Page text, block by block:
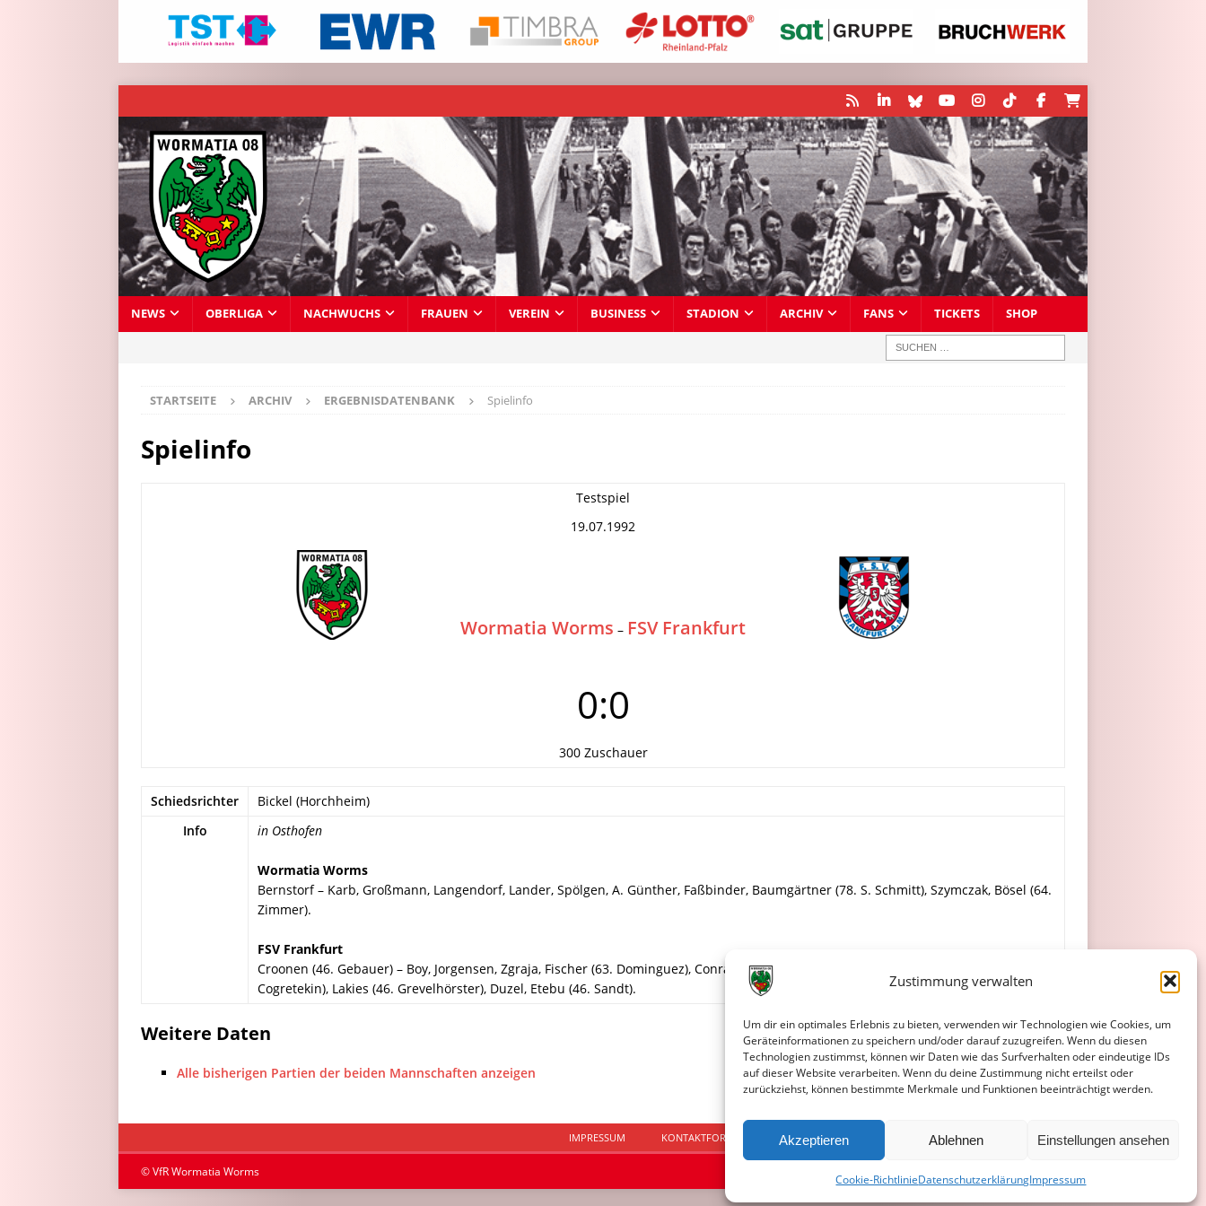
Zustimmung verwalten
Um dir ein optimales Erlebnis zu bieten, verwenden wir Technologien wie Cookies, um
Geräteinformationen zu speichern und/oder darauf zuzugreifen. Wenn du diesen
Technologien zustimmst, können wir Daten wie das Surfverhalten oder eindeutige IDs
auf dieser Website verarbeiten. Wenn du deine Zustimmung nicht erteilst oder
zurückziehst, können bestimmte Merkmale und Funktionen beeinträchtigt werden.
Akzeptieren Ablehnen Einstellungen ansehen
Cookie-RichtlinieDatenschutzerklärungImpressum
NEWS OBERLIGA NACHWUCHS FRAUEN VEREIN BUSINESS STADION ARCHIV FANS TICKETS SHOP
STARTSEITE ARCHIV ERGEBNISDATENBANK Spielinfo
Spielinfo
Testspiel
19.07.1992
Wormatia Worms – FSV Frankfurt
0:0
300 Zuschauer
Schiedsrichter
Bickel (Horchheim)
Info
in Osthofen
Wormatia Worms
Bernstorf – Karb, Großmann, Langendorf, Lander, Spölgen, A. Günther, Faßbinder, Baumgärtner (78. S. Schmitt), Szymczak, Bösel (64.
Zimmer).
FSV Frankfurt
Croonen (46. Gebauer) – Boy, Jorgensen, Zgraja, Fischer (63. Dominguez), Conrad (46. Grau), Matthael (46. Haupt), Schäfer (65.
Cogretekin), Lakies (46. Grevelhörster), Duzel, Etebu (46. Sandt).
Weitere Daten
Alle bisherigen Partien der beiden Mannschaften anzeigen
IMPRESSUM KONTAKTFORMULAR DATENSCHUTZERKLÄRUNG COOKIE-RICHTLINIE (EU)
© VfR Wormatia Worms